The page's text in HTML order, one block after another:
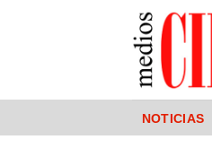
NOTICIAS